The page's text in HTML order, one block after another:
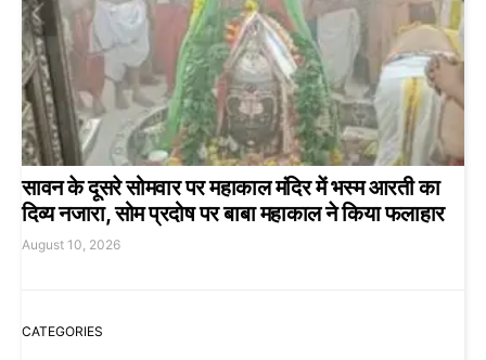
सावन के दूसरे सोमवार पर महाकाल मंदिर में भस्म आरती का
दिव्य नजारा, सोम प्रदोष पर बाबा महाकाल ने किया फलाहार
August 10, 2026
CATEGORIES